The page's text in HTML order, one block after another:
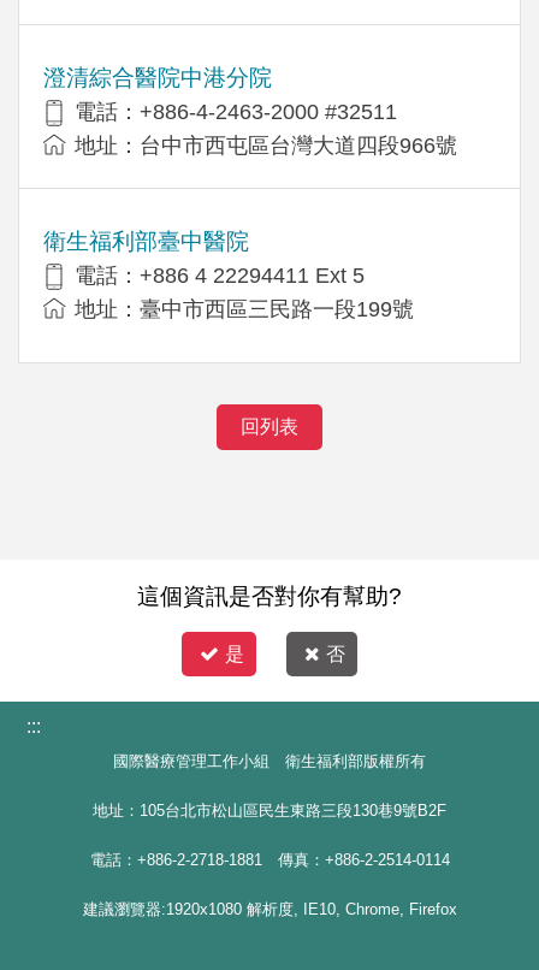
澄清綜合醫院中港分院
電話：+886-4-2463-2000 #32511
地址：台中市西屯區台灣大道四段966號
衛生福利部臺中醫院
電話：+886 4 22294411 Ext 5
地址：臺中市西區三民路一段199號
回列表
這個資訊是否對你有幫助?
是 否
:::
國際醫療管理工作小組 衛生福利部版權所有
地址：105台北市松山區民生東路三段130巷9號B2F
電話：+886-2-2718-1881 傳真：+886-2-2514-0114
建議瀏覽器:1920x1080 解析度, IE10, Chrome, Firefox